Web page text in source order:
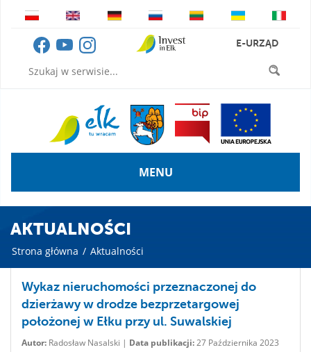
E-URZĄD
MENU
AKTUALNOŚCI
Strona główna / Aktualności
Wykaz nieruchomości przeznaczonej do
dzierżawy w drodze bezprzetargowej
położonej w Ełku przy ul. Suwalskiej
Autor: Radosław Nasalski | Data publikacji:27 Października 2023